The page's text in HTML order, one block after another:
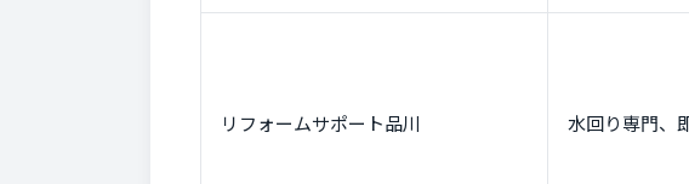
リフォームサポート品川 水回り専門、